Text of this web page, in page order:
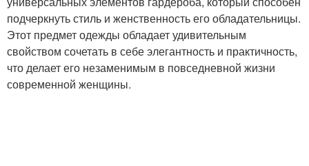
подчеркнуть стиль и женственность его обладательницы.
Этот предмет одежды обладает удивительным
свойством сочетать в себе элегантность и практичность,
что делает его незаменимым в повседневной жизни
современной женщины.